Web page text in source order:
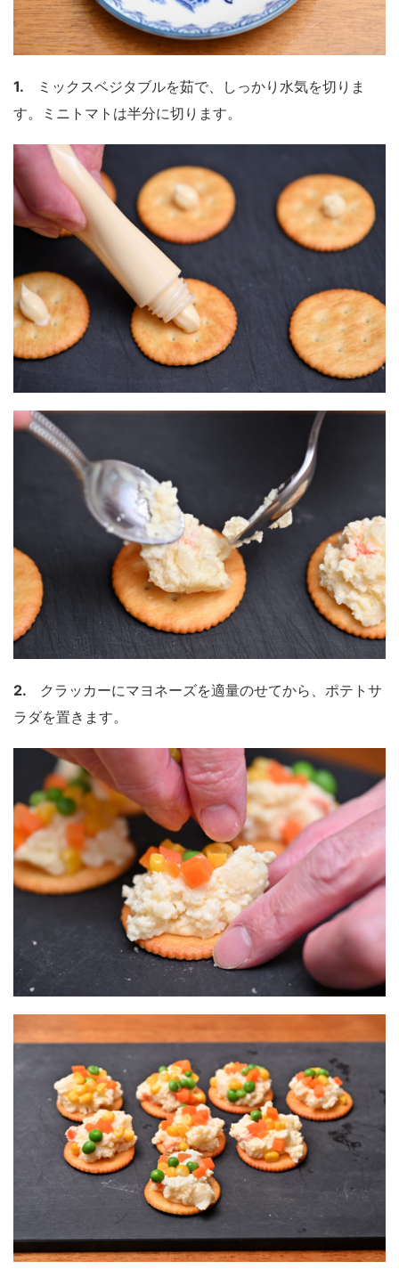
1.
ミックスベジタブルを茹で、しっかり水気を切りま
す。ミニトマトは半分に切ります。
2. クラッカーにマヨネーズを適量のせてから、ポテトサ
ラダを置きます。